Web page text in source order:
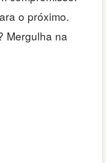
o próximo.
Mergulha na